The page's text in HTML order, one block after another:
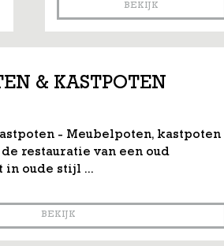
BEKIJK
& KASTPOTEN
- Meubelpoten, kastpoten
restauratie van een oud
in oude stijl ...
BEKIJK